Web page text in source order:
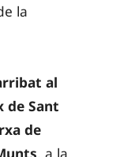
la
al
de Sant
de
, a la